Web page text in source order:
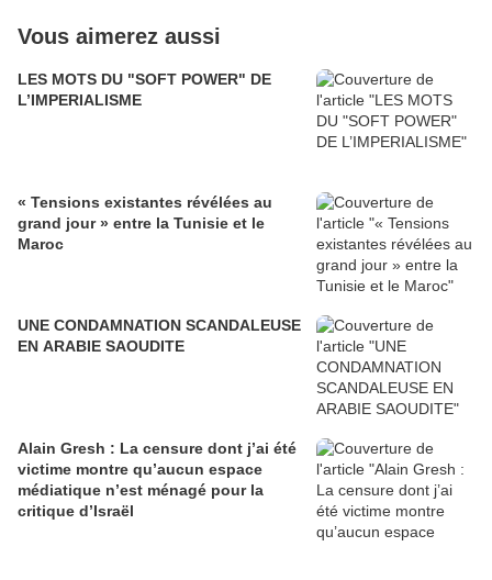
Vous aimerez aussi
LES MOTS DU "SOFT POWER" DE
L’IMPERIALISME
« Tensions existantes révélées au
grand jour » entre la Tunisie et le
Maroc
UNE CONDAMNATION SCANDALEUSE
EN ARABIE SAOUDITE
Alain Gresh : La censure dont j’ai été
victime montre qu’aucun espace
médiatique n’est ménagé pour la
critique d’Israël